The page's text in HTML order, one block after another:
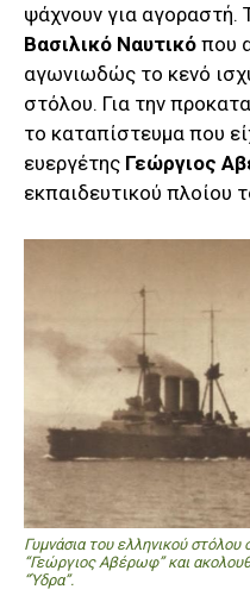
ψάχνουν για αγοραστή.
Βασιλικό Ναυτικό που
αγωνιωδώς το κενό
στόλου. Για την
το καταπίστευμα που
ευεργέτης Γεώργιος
εκπαιδευτικού πλοίου
Γυμνάσια του ελληνικού στόλου
“Γεώργιος Αβέρωφ” και
“Ύδρα”.